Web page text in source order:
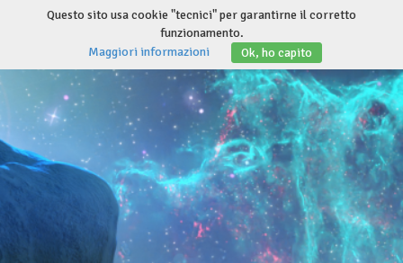
Questo sito usa cookie "tecnici" per garantirne il corretto
funzionamento.
Maggiori informazioni
Ok, ho capito